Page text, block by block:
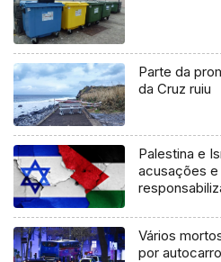
Parte da
da Cruz ruiu
Palestina e
acusações
Vários
por